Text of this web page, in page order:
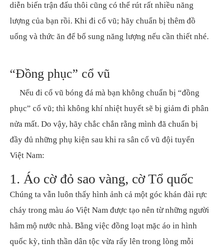
diễn biến trận đấu thôi cũng có thể rút rất nhiều năng
lượng của bạn rồi. Khi đi cổ vũ; hãy chuẩn bị thêm đồ
uống và thức ăn để bổ sung năng lượng nếu cần thiết nhé.
“Đồng phục” cổ vũ
Nếu đi cổ vũ bóng đá mà bạn không chuẩn bị “đồng
phục” cổ vũ; thì không khí nhiệt huyết sẽ bị giảm đi phân
nửa mất. Do vậy, hãy chắc chắn rằng mình đã chuẩn bị
đầy đủ những phụ kiện sau khi ra sân cổ vũ đội tuyển
Việt Nam:
1. Áo cờ đỏ sao vàng, cờ Tổ quốc
Chúng ta vẫn luôn thấy hình ảnh cả một góc khán đài rực
cháy trong màu áo Việt Nam được tạo nên từ những người
hâm mộ nước nhà. Bằng việc đồng loạt mặc áo in hình
quốc kỳ, tinh thần dân tộc vừa rấy lên trong lòng mỗi